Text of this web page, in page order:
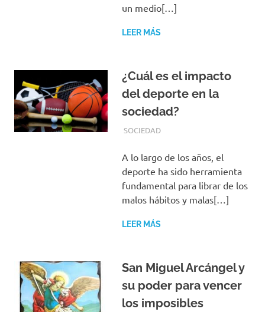
un medio[…]
LEER MÁS
¿Cuál es el impacto
del deporte en la
sociedad?
OCTUBRE 5, 2019
REDACCIONES
SOCIEDAD
A lo largo de los años, el
deporte ha sido herramienta
fundamental para librar de los
malos hábitos y malas[…]
LEER MÁS
San Miguel Arcángel y
su poder para vencer
los imposibles